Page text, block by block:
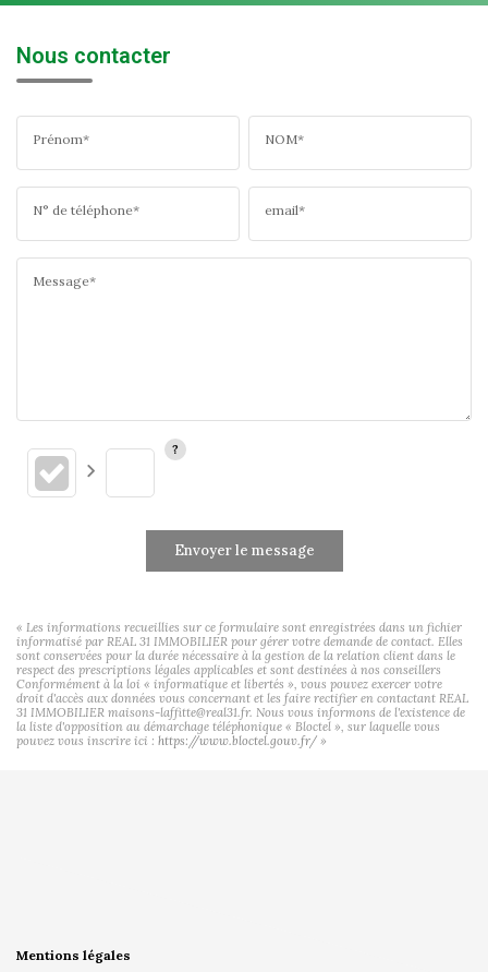
Nous contacter
Prénom* NOM*
N° de téléphone* email*
Message*
Envoyer le message
« Les informations recueillies sur ce formulaire sont enregistrées dans un fichier
informatisé par REAL 31 IMMOBILIER pour gérer votre demande de contact. Elles
sont conservées pour la durée nécessaire à la gestion de la relation client dans le
respect des prescriptions légales applicables et sont destinées à nos conseillers
Conformément à la loi « informatique et libertés », vous pouvez exercer votre
droit d'accès aux données vous concernant et les faire rectifier en contactant REAL
31 IMMOBILIER maisons-laffitte@real31.fr. Nous vous informons de l'existence de
la liste d'opposition au démarchage téléphonique « Bloctel », sur laquelle vous
pouvez vous inscrire ici : https://www.bloctel.gouv.fr/ »
Mentions légales